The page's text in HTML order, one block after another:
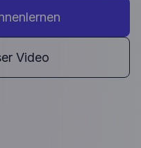
Video